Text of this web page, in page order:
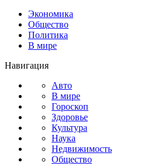
Экономика
Общество
Политика
В мире
Навигация
Авто
В мире
Гороскоп
Здоровье
Культура
Наука
Недвижимость
Общество